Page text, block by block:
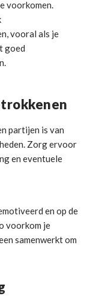
voorkomen.
vooral als je
goed
partijen is van
Zorg ervoor
en eventuele
en op de
voorkom je
samenwerkt om